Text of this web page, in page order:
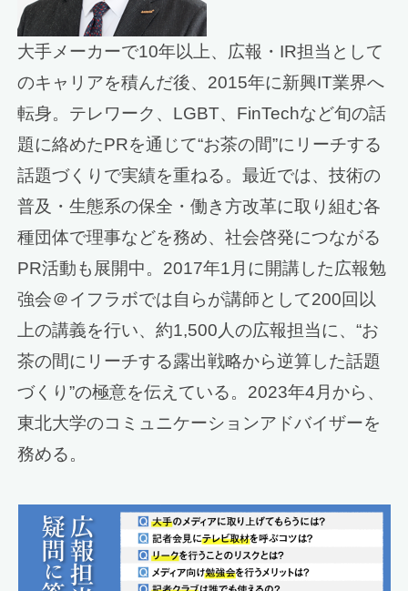
大手メーカーで10年以上、広報・IR担当として
のキャリアを積んだ後、2015年に新興IT業界へ
転身。テレワーク、LGBT、FinTechなど旬の話
題に絡めたPRを通じて“お茶の間”にリーチする
話題づくりで実績を重ねる。最近では、技術の
普及・生態系の保全・働き方改革に取り組む各
種団体で理事などを務め、社会啓発につながる
PR活動も展開中。2017年1月に開講した広報勉
強会＠イフラボでは自らが講師として200回以
上の講義を行い、約1,500人の広報担当に、“お
茶の間にリーチする露出戦略から逆算した話題
づくり”の極意を伝えている。2023年4月から、
東北大学のコミュニケーションアドバイザーを
務める。